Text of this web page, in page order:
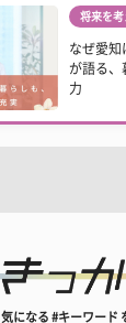
将来を考
なぜ愛
が語る、
力
気になる #キーワード